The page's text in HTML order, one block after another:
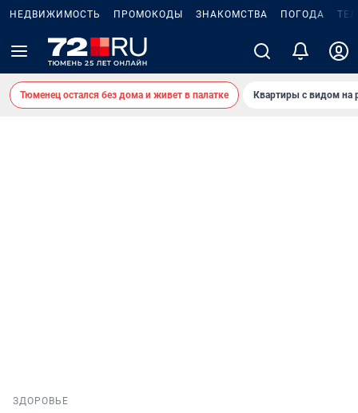
НЕДВИЖИМОСТЬ ПРОМОКОДЫ ЗНАКОМСТВА ПОГОДА
Тюменец остался без дома и живет в палатке Квартиры с видом на
ЗДОРОВЬЕ